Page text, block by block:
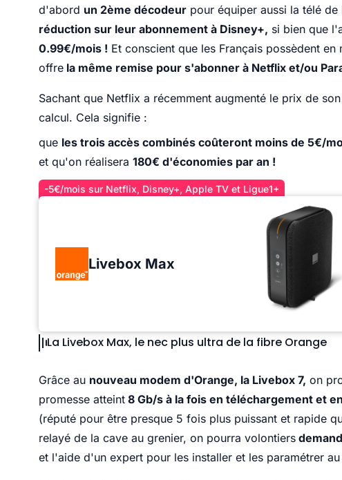
d'abord un 2ème décodeur pour équiper aussi la télé
réduction sur leur abonnement à Disney+, si bien que
0.99€/mois ! Et conscient que les Français possèdent
offre la même remise pour s'abonner à Netflix et/ou
Sachant que Netflix a récemment augmenté le prix de
calcul. Cela signifie :
que les trois accès combinés coûteront moins de 5€/
et qu'on réalisera 180€ d'économies par an !
-5€/mois sur Netflix, Disney+, Apple TV et Ligue1+
Livebox Max
La Livebox Max, le nec plus ultra de la fibre Orange
Grâce au nouveau modem d'Orange, la Livebox 7, on
promesse atteint 8 Gb/s à la fois en téléchargement et
(réputé pour être presque 5 fois plus puissant et rapide
relayé de la cave au grenier, on pourra volontiers
et l'aide d'un expert pour les installer et les paramétrer